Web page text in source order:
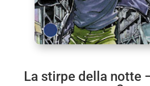
La stirpe della notte